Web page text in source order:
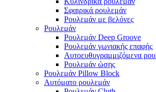
Σφαιρικά ρουλεμάν
Ρουλεμάν με βελόνες
Ρουλεμάν
Ρουλεμάν Deep Groove
Ρουλεμάν γωνιακής επαφής
Αυτοευθυγραμμιζόμενα
Ρουλεμάν ώσης
Ρουλεμάν Pillow Block
Αυτόματο ρουλεμάν